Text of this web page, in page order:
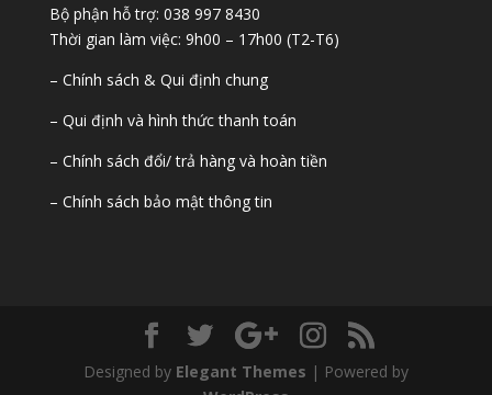
Bộ phận hỗ trợ: 038 997 8430
Thời gian làm việc: 9h00 – 17h00 (T2-T6)
– Chính sách & Qui định chung
– Qui định và hình thức thanh toán
– Chính sách đổi/ trả hàng và hoàn tiền
– Chính sách bảo mật thông tin
Designed by Elegant Themes | Powered by